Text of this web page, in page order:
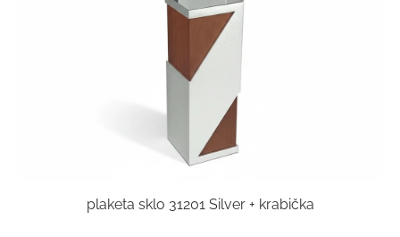
plaketa sklo 31201 Silver + krabička